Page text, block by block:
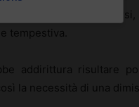
il lavoratore a
tempestiva.
addirittura risultare
la necessità di una